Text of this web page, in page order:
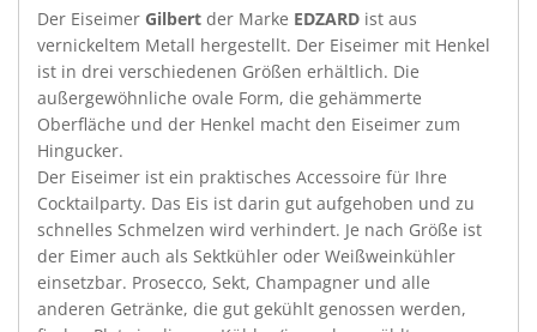
Der Eiseimer Gilbert der Marke EDZARD ist aus
vernickeltem Metall hergestellt. Der Eiseimer mit Henkel
ist in drei verschiedenen Größen erhältlich. Die
außergewöhnliche ovale Form, die gehämmerte
Oberfläche und der Henkel macht den Eiseimer zum
Hingucker.
Der Eiseimer ist ein praktisches Accessoire für Ihre
Cocktailparty. Das Eis ist darin gut aufgehoben und zu
schnelles Schmelzen wird verhindert. Je nach Größe ist
der Eimer auch als Sektkühler oder Weißweinkühler
einsetzbar. Prosecco, Sekt, Champagner und alle
anderen Getränke, die gut gekühlt genossen werden,